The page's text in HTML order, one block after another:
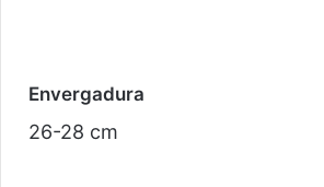
Envergadura
26-28 cm